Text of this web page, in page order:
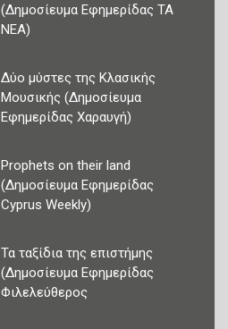
(Δημοσίευμα Εφημερίδας ΤΑ
ΝΕΑ)
Δύο μύστες της Κλασικής
Μουσικής (Δημοσίευμα
Εφημερίδας Χαραυγή)
Prophets on their land
(Δημοσίευμα Εφημερίδας
Cyprus Weekly)
Τα ταξίδια της επιστήμης
(Δημοσίευμα Εφημερίδας
Φιλελεύθερος